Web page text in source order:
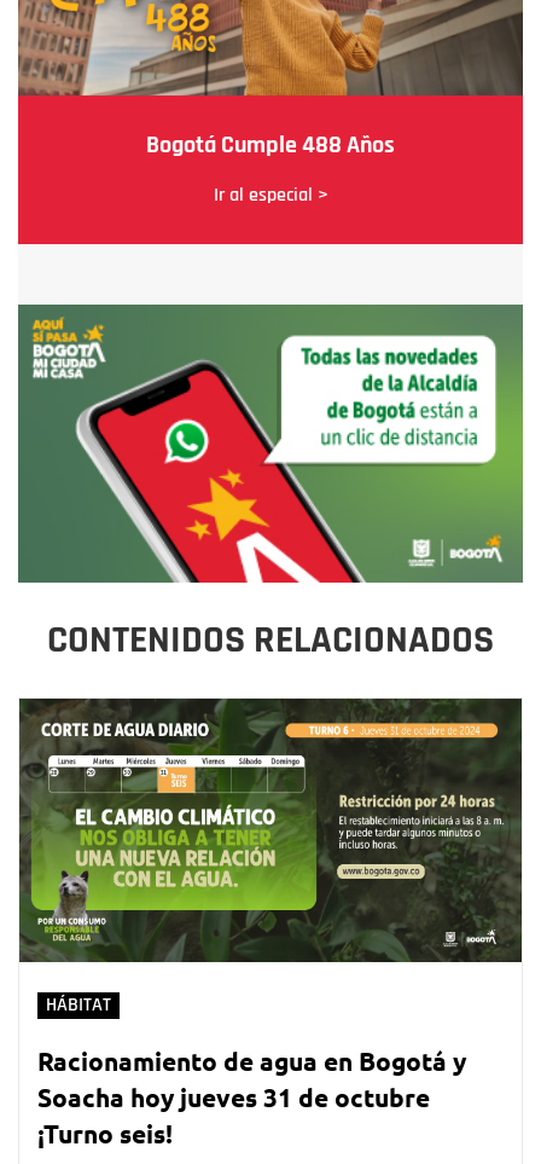
Bogotá Cumple 488 Años
Ir al especial >
CONTENIDOS RELACIONADOS
HÁBITAT
Racionamiento de agua en Bogotá y
Soacha hoy jueves 31 de octubre
¡Turno seis!